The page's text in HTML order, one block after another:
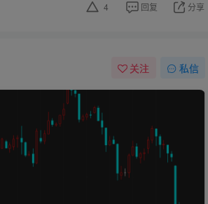
4 回复 分享
关注 私信